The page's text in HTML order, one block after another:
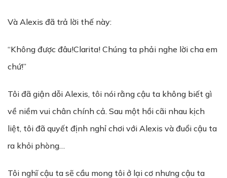
Và Alexis đã trả lời thế này:
“Không được đâu!Clarita! Chúng ta phải nghe lời cha em
chứ!”
Tôi đã giận dỗi Alexis, tôi nói rằng cậu ta không biết gì
về niềm vui chân chính cả. Sau một hồi cãi nhau kịch
liệt, tôi đã quyết định nghỉ chơi với Alexis và đuổi cậu ta
ra khỏi phòng…
Tôi nghĩ cậu ta sẽ cầu mong tôi ở lại cơ nhưng cậu ta